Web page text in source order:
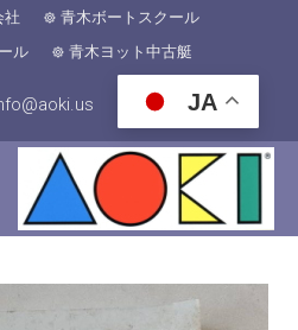
社
青木ボートスクール
ル
青木ヨット中古艇
JA